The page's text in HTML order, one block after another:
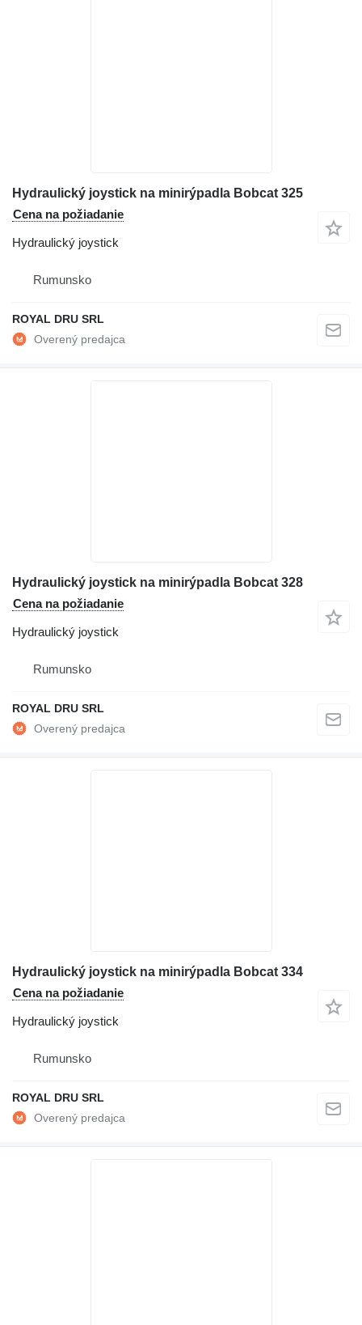
Hydraulický joystick na minirýpadla Bobcat 325
Cena na požiadanie
Hydraulický joystick
Rumunsko
ROYAL DRU SRL
Hydraulický joystick na minirýpadla Bobcat 328
Cena na požiadanie
Hydraulický joystick
Rumunsko
ROYAL DRU SRL
Hydraulický joystick na minirýpadla Bobcat 334
Cena na požiadanie
Hydraulický joystick
Rumunsko
ROYAL DRU SRL